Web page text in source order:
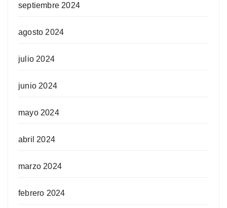
septiembre 2024
agosto 2024
julio 2024
junio 2024
mayo 2024
abril 2024
marzo 2024
febrero 2024